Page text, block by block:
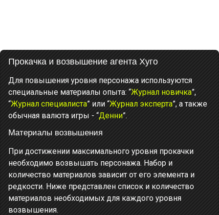
Прокачка и возвышение агента Хуго
Для повышения уровня персонажа используются
специальные материалы опыта: “Журнал новичка”,
“Журнал специалиста” или “Журнал эксперта”, а также
обычная валюта игры - “Денни”.
Материалы возвышения
При достижении максимального уровня прокачки
необходимо возвышать персонажа. Набор и
количество материалов зависит от его элемента и
редкости. Ниже представлен список и количество
материалов необходимых для каждого уровня
возвышения.